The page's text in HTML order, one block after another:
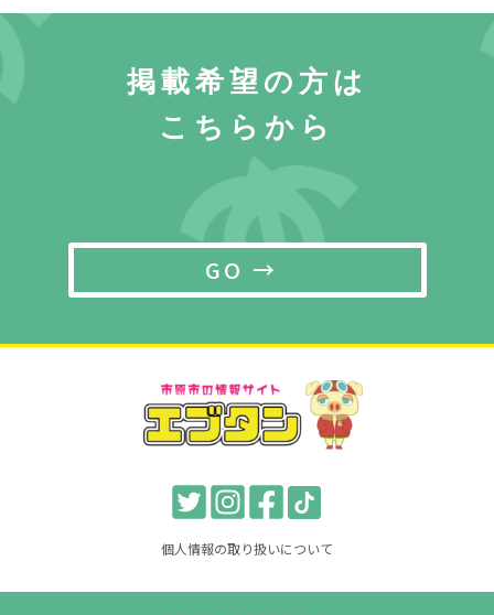
掲載希望の方は
こちらから
GO →
個人情報の取り扱いについて